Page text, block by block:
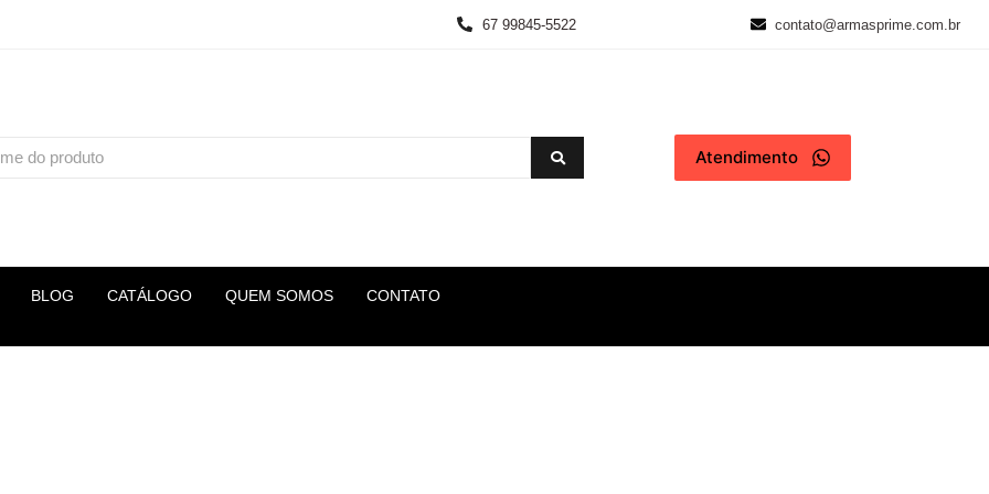
67 99845-5522 contato@armasprime.com.br
Atendimento
BLOG CATÁLOGO QUEM SOMOS CONTATO